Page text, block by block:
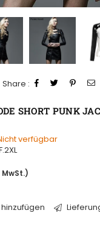
Share :
SHORT PUNK
verfügbar
MwSt.)